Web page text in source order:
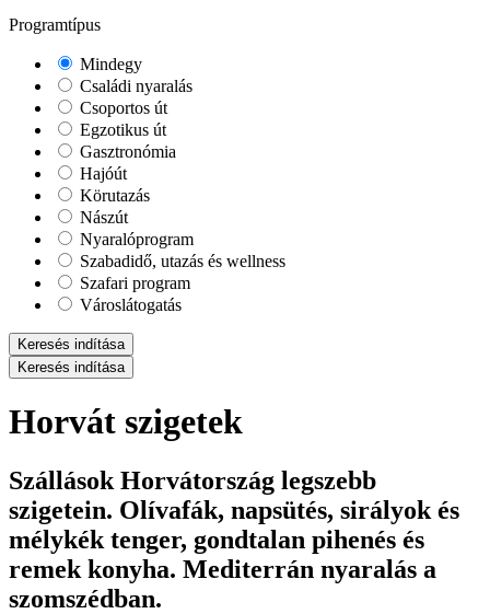
Programtípus
Mindegy
Családi nyaralás
Csoportos út
Egzotikus út
Gasztronómia
Hajóút
Körutazás
Nászút
Nyaralóprogram
Szabadidő, utazás és wellness
Szafari program
Városlátogatás
Keresés indítása
Keresés indítása
Horvát szigetek
Szállások Horvátország legszebb
szigetein. Olívafák, napsütés, sirályok és
mélykék tenger, gondtalan pihenés és
remek konyha. Mediterrán nyaralás a
szomszédban.